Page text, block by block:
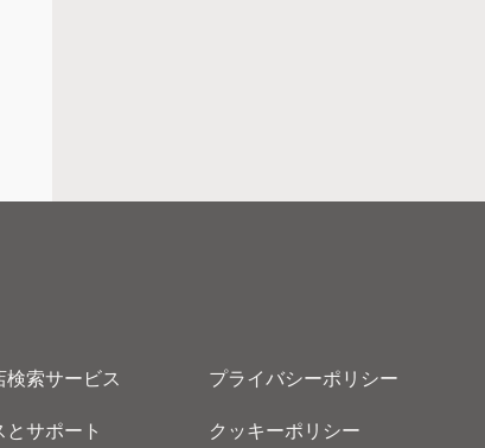
検索サービス
サポート
プライバシーポリシー
クッキーポリシー